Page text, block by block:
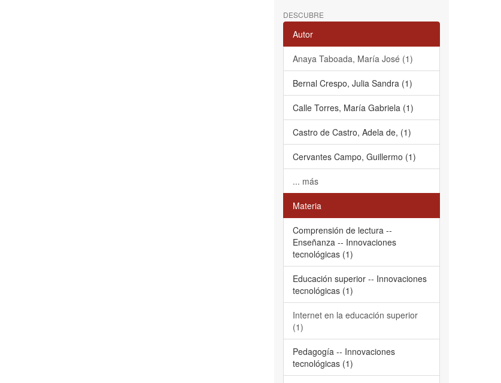
DESCUBRE
Autor
Anaya Taboada, María José (1)
Bernal Crespo, Julia Sandra (1)
Calle Torres, María Gabriela (1)
Castro de Castro, Adela de, (1)
Cervantes Campo, Guillermo (1)
... más
Materia
Comprensión de lectura --
Enseñanza -- Innovaciones
tecnológicas (1)
Educación superior -- Innovaciones
tecnológicas (1)
Internet en la educación superior
(1)
Pedagogía -- Innovaciones
tecnológicas (1)